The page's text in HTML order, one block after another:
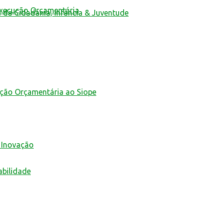
Orçamentária
Cidadania, Infância & Juventude
Orçamentária ao Siope